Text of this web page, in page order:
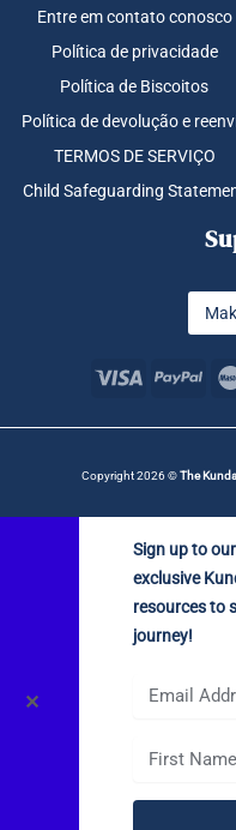
Entre em contato conosco
Política de privacidade
Política de Biscoitos
Política de devolução e
TERMOS DE SERVIÇO
Child Safeguarding
Copyright 2026 ©The
✕
Sign up to
exclusive
resources to
journey!